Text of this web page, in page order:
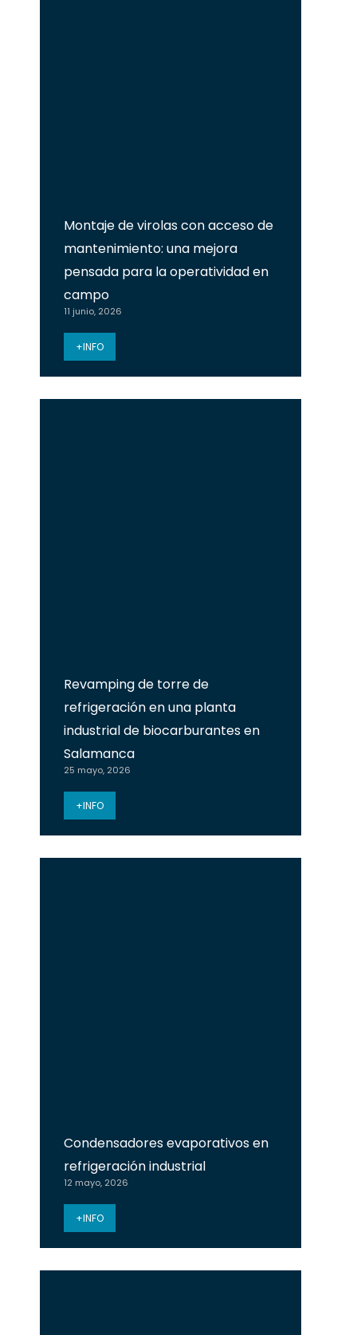
Montaje de virolas con acceso de
mantenimiento: una mejora
pensada para la operatividad en
campo
11 junio, 2026
+INFO
Revamping de torre de
refrigeración en una planta
industrial de biocarburantes en
Salamanca
25 mayo, 2026
+INFO
Condensadores evaporativos en
refrigeración industrial
12 mayo, 2026
+INFO